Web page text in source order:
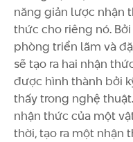
năng giản lược nhận
thức cho riêng nó.
phòng triển lãm và
sẽ tạo ra hai nhận
được hình thành bởi
thấy trong nghệ
nhận thức của một
thời, tạo ra một nhận